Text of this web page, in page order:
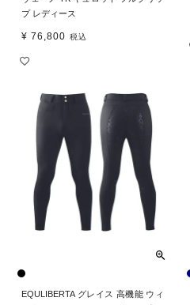
プ レディース
¥ 76,800 税込
EQULIBERTA グレイス 高機能 ウィ